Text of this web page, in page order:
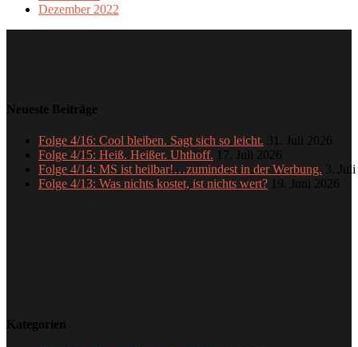
Dezember 2022
Neueste Beiträge
Folge 4/16: Cool bleiben. Sagt sich so leicht. 31. Juli 2026
Folge 4/15: Heiß. Heißer. Uhthoff. 17. Juli 2026
Folge 4/14: MS ist heilbar!…zumindest in der Werbung. 3.
Folge 4/13: Was nichts kostet, ist nichts wert? 19. Juni 2026
Kategorien